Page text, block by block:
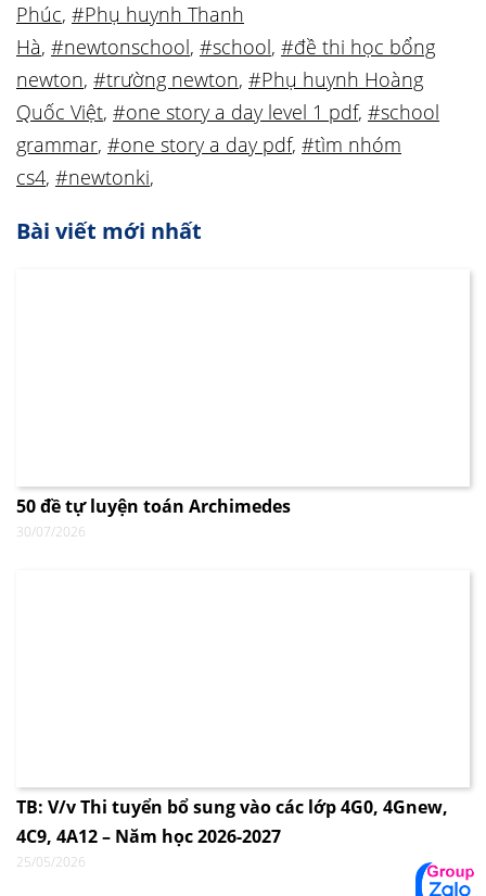
Phúc, #Phụ huynh Thanh
Hà, #newtonschool, #school, #đề thi học bổng
newton, #trường newton, #Phụ huynh Hoàng
Quốc Việt, #one story a day level 1 pdf, #school
grammar, #one story a day pdf, #tìm nhóm
cs4, #newtonki,
Bài viết mới nhất
50 đề tự luyện toán Archimedes
30/07/2026
TB: V/v Thi tuyển bổ sung vào các lớp 4G0, 4Gnew,
4C9, 4A12 – Năm học 2026-2027
25/05/2026